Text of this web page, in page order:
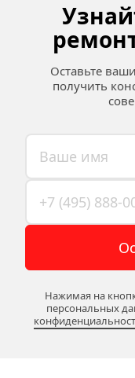
Оставьте
получить
Нажимая на
персональных